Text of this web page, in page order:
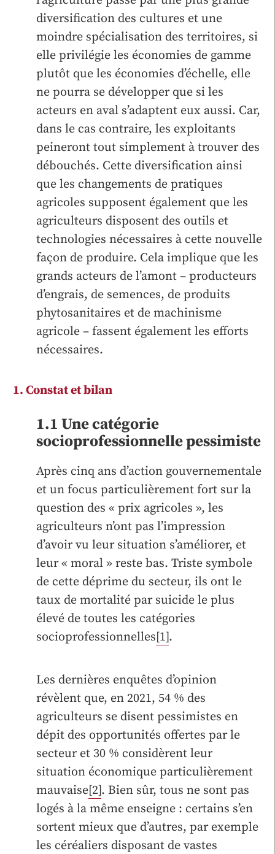
diversification des cultures et une
moindre spécialisation des territoires, si
elle privilégie les économies de gamme
plutôt que les économies d’échelle, elle
ne pourra se développer que si les
acteurs en aval s’adaptent eux aussi. Car,
dans le cas contraire, les exploitants
peineront tout simplement à trouver des
débouchés. Cette diversification ainsi
que les changements de pratiques
agricoles supposent également que les
agriculteurs disposent des outils et
technologies nécessaires à cette nouvelle
façon de produire. Cela implique que les
grands acteurs de l’amont – producteurs
d’engrais, de semences, de produits
phytosanitaires et de machinisme
agricole – fassent également les efforts
nécessaires.
1. Constat et bilan
1.1 Une catégorie
socioprofessionnelle pessimiste
Après cinq ans d’action gouvernementale
et un focus particulièrement fort sur la
question des « prix agricoles », les
agriculteurs n’ont pas l’impression
d’avoir vu leur situation s’améliorer, et
leur « moral » reste bas. Triste symbole
de cette déprime du secteur, ils ont le
taux de mortalité par suicide le plus
élevé de toutes les catégories
socioprofessionnelles[1].
Les dernières enquêtes d’opinion
révèlent que, en 2021, 54 % des
agriculteurs se disent pessimistes en
dépit des opportunités offertes par le
secteur et 30 % considèrent leur
situation économique particulièrement
mauvaise[2]. Bien sûr, tous ne sont pas
logés à la même enseigne : certains s’en
sortent mieux que d’autres, par exemple
les céréaliers disposant de vastes